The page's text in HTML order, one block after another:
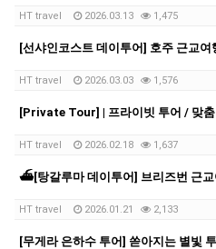
HT travel 2026.03.13 1,475
HT travel 2026.03.03 1,576
HT travel 2026.02.18 1,637
HT travel 2026.01.21 2,133